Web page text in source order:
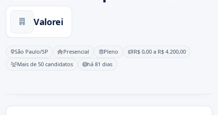
Valorei
São Paulo/SP Presencial Pleno
R$ 0,00 a R$ 4.200,00
Mais de 50 candidatos
há 81 dias